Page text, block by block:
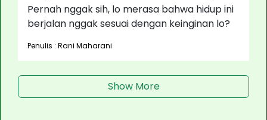
Pernah nggak sih, lo merasa bahwa hidup ini
berjalan nggak sesuai dengan keinginan lo?
Penulis : Rani Maharani
Show More